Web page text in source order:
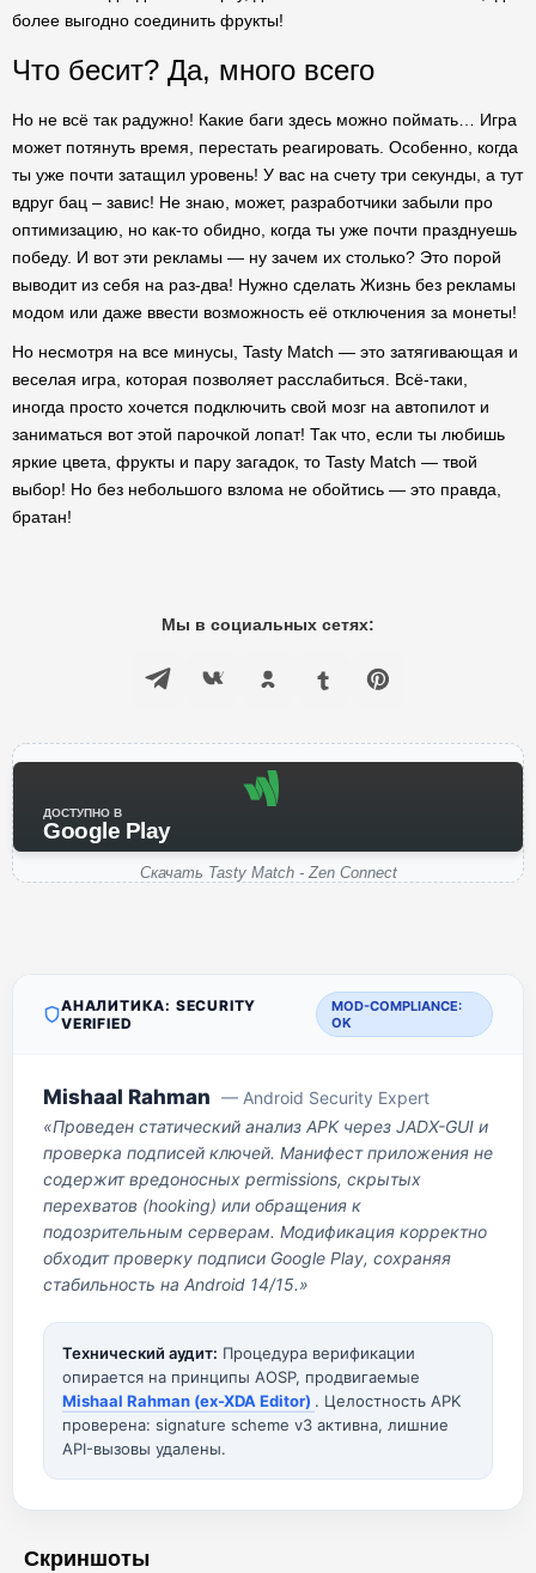
более выгодно соединить фрукты!
Что бесит? Да, много всего
Но не всё так радужно! Какие баги здесь можно поймать… Игра
может потянуть время, перестать реагировать. Особенно, когда
ты уже почти затащил уровень! У вас на счету три секунды, а тут
вдруг бац – завис! Не знаю, может, разработчики забыли про
оптимизацию, но как-то обидно, когда ты уже почти празднуешь
победу. И вот эти рекламы — ну зачем их столько? Это порой
выводит из себя на раз-два! Нужно сделать Жизнь без рекламы
модом или даже ввести возможность её отключения за монеты!
Но несмотря на все минусы, Tasty Match — это затягивающая и
веселая игра, которая позволяет расслабиться. Всё-таки,
иногда просто хочется подключить свой мозг на автопилот и
заниматься вот этой парочкой лопат! Так что, если ты любишь
яркие цвета, фрукты и пару загадок, то Tasty Match — твой
выбор! Но без небольшого взлома не обойтись — это правда,
братан!
Мы в социальных сетях:
ДОСТУПНО В
Google Play
Скачать Tasty Match - Zen Connect
АНАЛИТИКА: SECURITY
VERIFIED
MOD-COMPLIANCE:
OK
Mishaal Rahman — Android Security Expert
«Проведен статический анализ APK через JADX-GUI и
проверка подписей ключей. Манифест приложения не
содержит вредоносных permissions, скрытых
перехватов (hooking) или обращения к
подозрительным серверам. Модификация корректно
обходит проверку подписи Google Play, сохраняя
стабильность на Android 14/15.»
Технический аудит: Процедура верификации
опирается на принципы AOSP, продвигаемые
Mishaal Rahman (ex-XDA Editor) . Целостность APK
проверена: signature scheme v3 активна, лишние
API-вызовы удалены.
Скриншоты